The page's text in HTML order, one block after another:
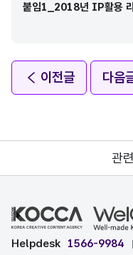
붙임1_2018년 IP활용
이전글 다음
관
Helpdesk 1566-9984